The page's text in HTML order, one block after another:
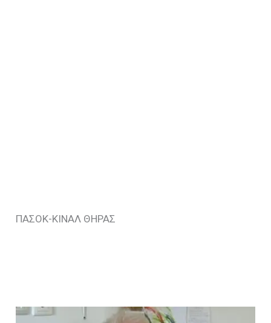
ΠΑΣΟΚ-ΚΙΝΑΛ ΘΗΡΑΣ